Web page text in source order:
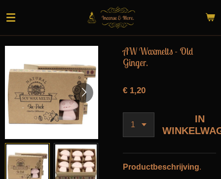
direct
naar
de
AW Waxmelts - Old
Ginger.
€ 1,20
IN
Productbeschrijving.